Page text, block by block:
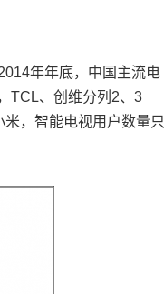
年年底，中国主流电
TCL、创维分列2、3
，智能电视用户数量只